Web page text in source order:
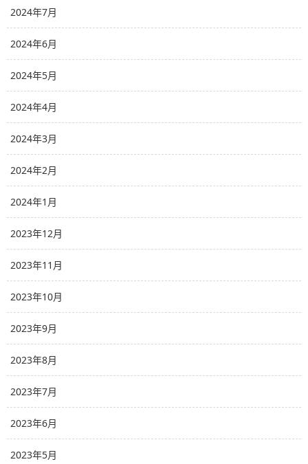
2024年7月
2024年6月
2024年5月
2024年4月
2024年3月
2024年2月
2024年1月
2023年12月
2023年11月
2023年10月
2023年9月
2023年8月
2023年7月
2023年6月
2023年5月